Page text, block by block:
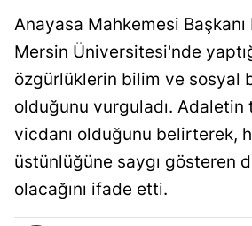
Anayasa Mahkemesi
Mersin Üniversitesi'nde
özgürlüklerin bilim ve sosyal
olduğunu vurguladı.
vicdanı olduğunu belirterek,
üstünlüğüne saygı gösteren
olacağını ifade etti.